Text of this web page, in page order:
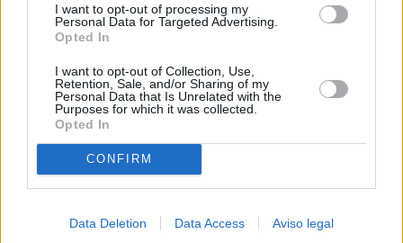
I want to opt-out of processing my
Personal Data for Targeted Advertising.
Opted In
I want to opt-out of Collection, Use,
Retention, Sale, and/or Sharing of my
Personal Data that Is Unrelated with the
Purposes for which it was collected.
Opted In
CONFIRM
Data Deletion Data Access Aviso legal